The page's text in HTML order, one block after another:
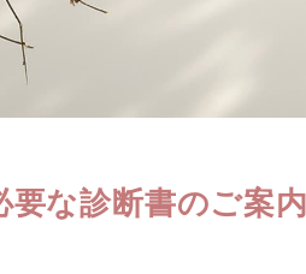
要な診断書のご案